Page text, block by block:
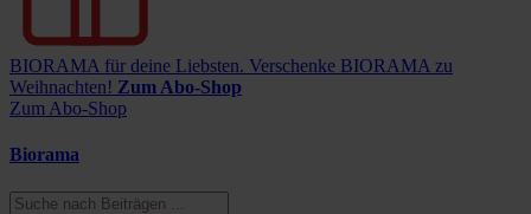
BIORAMA für deine Liebsten. Verschenke BIORAMA zu
Weihnachten! Zum Abo-Shop
Zum Abo-Shop
Biorama